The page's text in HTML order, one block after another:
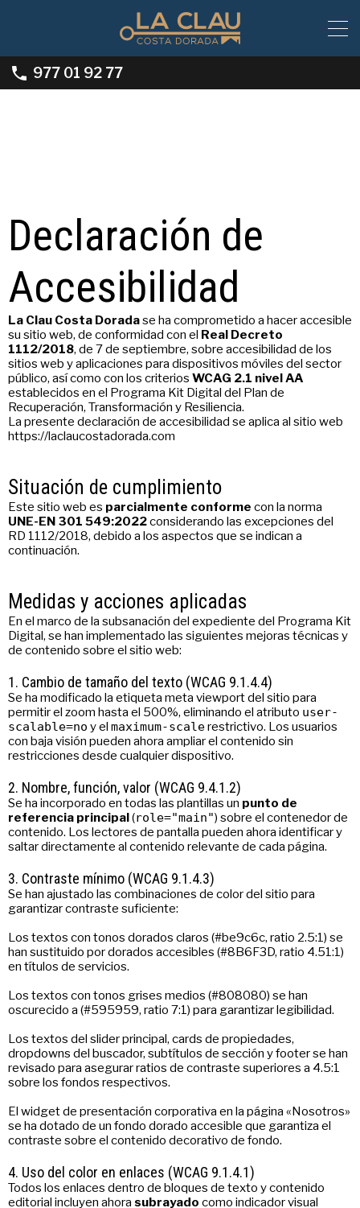
977 01 92 77
Declaración de
Accesibilidad
La Clau Costa Doradase ha comprometido a hacer accesible
su sitio web, de conformidad con el Real Decreto
1112/2018, de 7 de septiembre, sobre accesibilidad de los
sitios web y aplicaciones para dispositivos móviles del sector
público, así como con los criterios WCAG 2.1 nivel AA
establecidos en el Programa Kit Digital del Plan de
Recuperación, Transformación y Resiliencia.
La presente declaración de accesibilidad se aplica al sitio web
https://laclaucostadorada.com
Situación de cumplimiento
Este sitio web es parcialmente conforme con la norma
UNE-EN 301 549:2022considerando las excepciones del
RD 1112/2018, debido a los aspectos que se indican a
continuación.
Medidas y acciones aplicadas
En el marco de la subsanación del expediente del Programa Kit
Digital, se han implementado las siguientes mejoras técnicas y
de contenido sobre el sitio web:
1. Cambio de tamaño del texto (WCAG 9.1.4.4)
Se ha modificado la etiqueta meta viewport del sitio para
permitir el zoom hasta el 500%, eliminando el atributo user-
scalable=no y el maximum-scalerestrictivo. Los usuarios
con baja visión pueden ahora ampliar el contenido sin
restricciones desde cualquier dispositivo.
2. Nombre, función, valor (WCAG 9.4.1.2)
Se ha incorporado en todas las plantillas un punto de
referencia principal(role="main") sobre el contenedor de
contenido. Los lectores de pantalla pueden ahora identificar y
saltar directamente al contenido relevante de cada página.
3. Contraste mínimo (WCAG 9.1.4.3)
Se han ajustado las combinaciones de color del sitio para
garantizar contraste suficiente:
Los textos con tonos dorados claros (#be9c6c, ratio 2.5:1) se
han sustituido por dorados accesibles (#8B6F3D, ratio 4.51:1)
en títulos de servicios.
Los textos con tonos grises medios (#808080) se han
oscurecido a (#595959, ratio 7:1) para garantizar legibilidad.
Los textos del slider principal, cards de propiedades,
dropdowns del buscador, subtítulos de sección y footer se han
revisado para asegurar ratios de contraste superiores a 4.5:1
sobre los fondos respectivos.
El widget de presentación corporativa en la página «Nosotros»
se ha dotado de un fondo dorado accesible que garantiza el
contraste sobre el contenido decorativo de fondo.
4. Uso del color en enlaces (WCAG 9.1.4.1)
Todos los enlaces dentro de bloques de texto y contenido
editorial incluyen ahora subrayado como indicador visual